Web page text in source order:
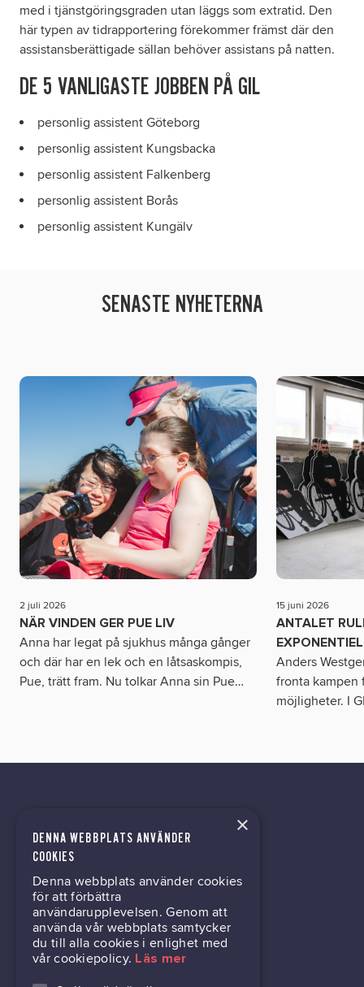
med i tjänstgöringsgraden utan läggs som extratid. Den
här typen av tidrapportering förekommer främst där den
assistansberättigade sällan behöver assistans på natten.
DE 5 VANLIGASTE JOBBEN PÅ GIL
personlig assistent Göteborg
personlig assistent Kungsbacka
personlig assistent Falkenberg
personlig assistent Borås
personlig assistent Kungälv
SENASTE NYHETERNA
2 juli 2026
NÄR VINDEN GER PUE LIV
Anna har legat på sjukhus många gånger
och där har en lek och en låtsaskompis,
Pue, trätt fram. Nu tolkar Anna sin Pue…
15 juni 2026
ANTALET
Anders
fronta kampen
möjligheter. I
kontor@gil.se
031-63 64 80
Mölndalsvägen 30B
Box 24061
400 22 Göteborg
×
DENNA WEBBPLATS ANVÄNDER
COOKIES
Denna webbplats använder cookies
för att förbättra
användarupplevelsen. Genom att
använda vår webbplats samtycker
du till alla cookies i enlighet med
vår cookiepolicy. Läs mer